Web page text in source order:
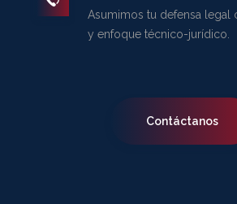
Asumimos tu defensa
y enfoque técnico-jurídico.
Contáctanos